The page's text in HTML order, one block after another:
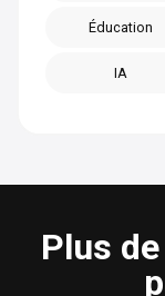
Éducation
IA
Plus